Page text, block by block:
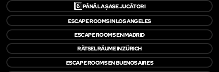
6️⃣PÂNĂ LA ȘASE JUCĂTORI
ESCAPE ROOMS IN LOS ANGELES
ESCAPE ROOMS EN MADRID
RÄTSELRÄUME IN ZÜRICH
ESCAPE ROOMS EN BUENOS AIRES